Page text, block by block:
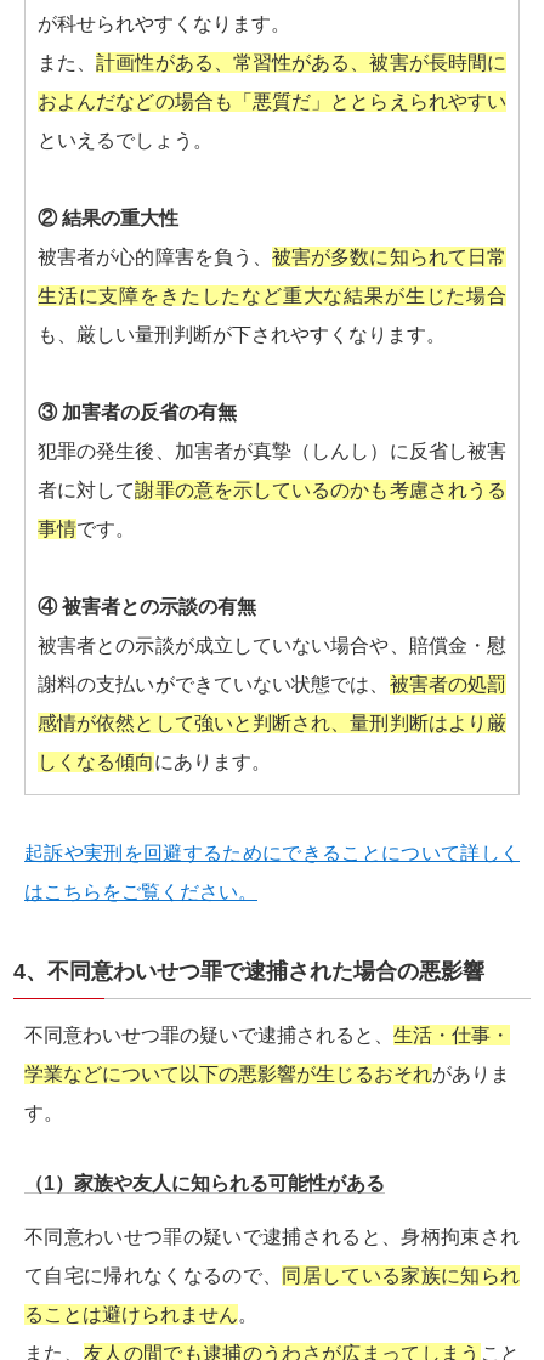
が科せられやすくなります。
また、計画性がある、常習性がある、被害が長時間に
およんだなどの場合も「悪質だ」ととらえられやすい
といえるでしょう。
② 結果の重大性
被害者が心的障害を負う、被害が多数に知られて日常
生活に支障をきたしたなど重大な結果が生じた場合
も、厳しい量刑判断が下されやすくなります。
③ 加害者の反省の有無
犯罪の発生後、加害者が真摯（しんし）に反省し被害
者に対して謝罪の意を示しているのかも考慮されうる
事情です。
④ 被害者との示談の有無
被害者との示談が成立していない場合や、賠償金・慰
謝料の支払いができていない状態では、 被害者の処罰
感情が依然として強いと判断され、量刑判断はより厳
しくなる傾向にあります。
起訴や実刑を回避するためにできることについて詳しく
はこちらをご覧ください。
4、不同意わいせつ罪で逮捕された場合の悪影響
不同意わいせつ罪の疑いで逮捕されると、 生活・仕事・
学業などについて以下の悪影響が生じるおそれがありま
す。
（1）家族や友人に知られる可能性がある
不同意わいせつ罪の疑いで逮捕されると、身柄拘束され
て自宅に帰れなくなるので、 同居している家族に知られ
ることは避けられません。
また、 友人の間でも逮捕のうわさが広まってしまう こと